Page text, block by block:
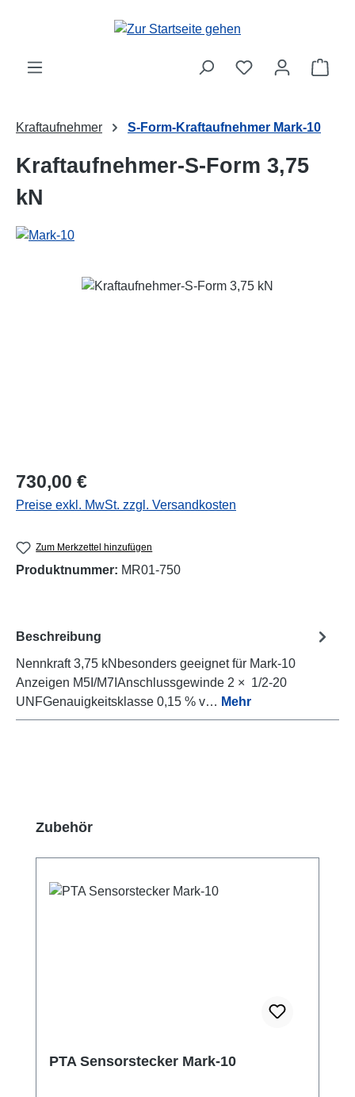
Zum Hauptinhalt springen
Kraftaufnehmer S-Form-Kraftaufnehmer Mark-10
Kraftaufnehmer-S-Form 3,75
kN
Bildergalerie überspringen
Regulärer Preis:
730,00 €
Preise exkl. MwSt. zzgl. Versandkosten
Zum Merkzettel hinzufügen
Produktnummer: MR01-750
Beschreibung
Nennkraft 3,75 kNbesonders geeignet für Mark-10
Anzeigen M5I/M7IAnschlussgewinde 2 × 1/2-20
UNFGenauigkeitsklasse 0,15 % v… Mehr
Produktgalerie überspringen
Zubehör
PTA Sensorstecker Mark-10